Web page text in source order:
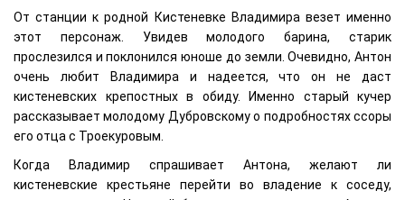
От станции к родной Кистеневке Владимира везет именно
этот персонаж. Увидев молодого барина, старик
прослезился и поклонился юноше до земли. Очевидно, Антон
очень любит Владимира и надеется, что он не даст
кистеневских крепостных в обиду. Именно старый кучер
рассказывает молодому Дубровскому о подробностях ссоры
его отца с Троекуровым.
Когда Владимир спрашивает Антона, желают ли
кистеневские крестьяне перейти во владение к соседу,